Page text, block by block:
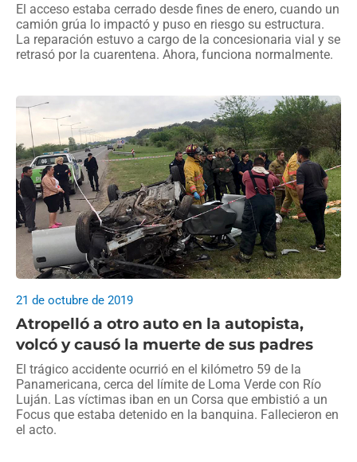
El acceso estaba cerrado desde fines de enero, cuando un
camión grúa lo impactó y puso en riesgo su estructura.
La reparación estuvo a cargo de la concesionaria vial y se
retrasó por la cuarentena. Ahora, funciona normalmente.
Atropelló a otro auto en la autopista,
volcó y causó la muerte de sus padres
21 de octubre de 2019
El trágico accidente ocurrió en el kilómetro 59 de la
Panamericana, cerca del límite de Loma Verde con Río
Luján. Las víctimas iban en un Corsa que embistió a un
Focus que estaba detenido en la banquina. Fallecieron en
el acto.